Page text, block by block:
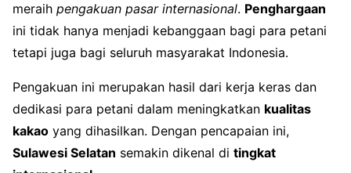
meraih pengakuan pasar internasional. Penghargaan
ini tidak hanya menjadi kebanggaan bagi para petani
tetapi juga bagi seluruh masyarakat Indonesia.
Pengakuan ini merupakan hasil dari kerja keras dan
dedikasi para petani dalam meningkatkan kualitas
kakao yang dihasilkan. Dengan pencapaian ini,
Sulawesi Selatan semakin dikenal di tingkat